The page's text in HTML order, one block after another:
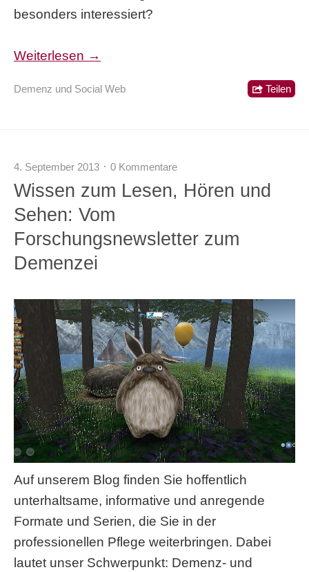
besonders interessiert?
Weiterlesen →
Demenz und Social Web Teilen
4. September 2013 0 Kommentare
Wissen zum Lesen, Hören und
Sehen: Vom
Forschungsnewsletter zum
Demenzei
Auf unserem Blog finden Sie hoffentlich
unterhaltsame, informative und anregende
Formate und Serien, die Sie in der
professionellen Pflege weiterbringen. Dabei
lautet unser Schwerpunkt: Demenz- und